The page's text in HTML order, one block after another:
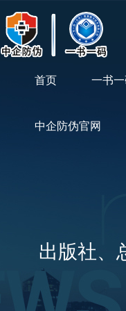
首页 一书
中企防伪官网
出版社、